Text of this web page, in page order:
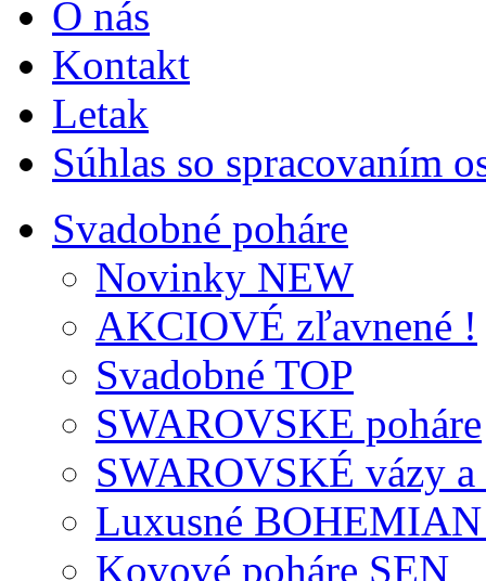
O nás
Kontakt
Letak
Súhlas so spracovaním
Svadobné poháre
Novinky NEW
AKCIOVÉ zľavnené !
Svadobné TOP
SWAROVSKE poháre
SWAROVSKÉ vázy a
Luxusné
Kovové poháre SEN